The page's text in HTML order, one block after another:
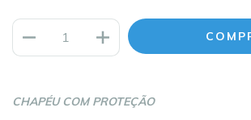
CHAPÉU COM PROTEÇÃO